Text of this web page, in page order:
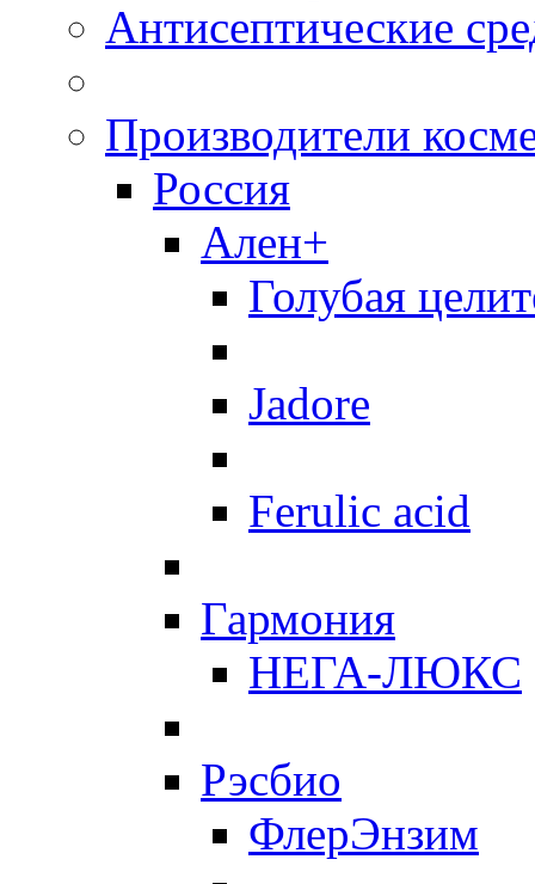
Антисептические
Производители
Россия
Ален+
Голубая
Jadore
Ferulic acid
Гармония
НЕГА-ЛЮКС
Рэсбио
ФлерЭнзим